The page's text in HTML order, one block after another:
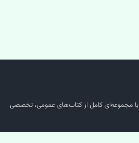
فروشگاه اینترنتی کتاب 707 با مجموعه‌ای کامل از کتاب‌های عمومی، تخصصی